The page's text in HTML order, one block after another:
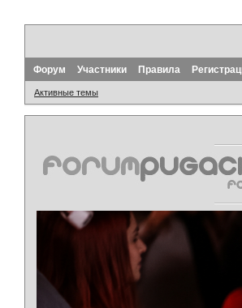
Форум Участники Правила
Активные темы